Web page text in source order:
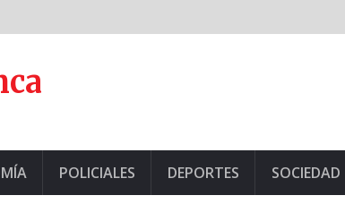
POLICIALES DEPORTES SOCIEDAD